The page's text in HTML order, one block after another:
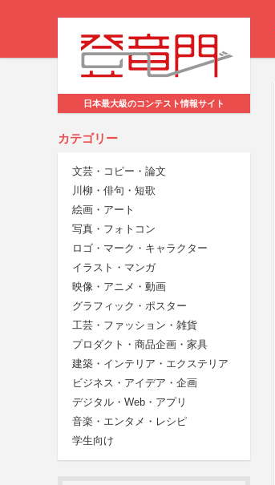
日本最大級のコンテスト情報サイト
カテゴリー
文芸・コピー・論文
川柳・俳句・短歌
絵画・アート
写真・フォトコン
ロゴ・マーク・キャラクター
イラスト・マンガ
映像・アニメ・動画
グラフィック・ポスター
工芸・ファッション・雑貨
プロダクト・商品企画・家具
建築・インテリア・エクステリア
ビジネス・アイデア・企画
デジタル・Web・アプリ
音楽・エンタメ・レシピ
学生向け